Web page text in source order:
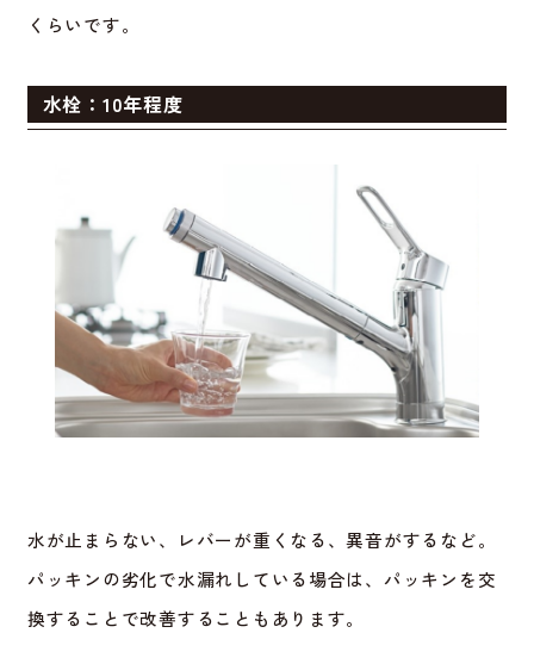
くらいです。
水栓：10年程度
水が止まらない、レバーが重くなる、異音がするなど。
パッキンの劣化で水漏れしている場合は、パッキンを交
換することで改善することもあります。